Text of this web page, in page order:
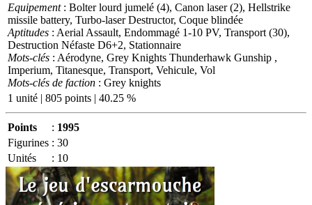
Equipement: Bolter lourd jumelé (4), Canon laser (2), Hellstrike
missile battery, Turbo-laser Destructor, Coque blindée
Aptitudes : Aerial Assault, Endommagé 1-10 PV, Transport (30),
Destruction Néfaste D6+2, Stationnaire
Mots-clés : Aérodyne, Grey Knights Thunderhawk Gunship ,
Imperium, Titanesque, Transport, Vehicule, Vol
Mots-clés de faction : Grey knights
1 unité | 805 points | 40.25 %
Points : 1995
Figurines : 30
Unités
: 10